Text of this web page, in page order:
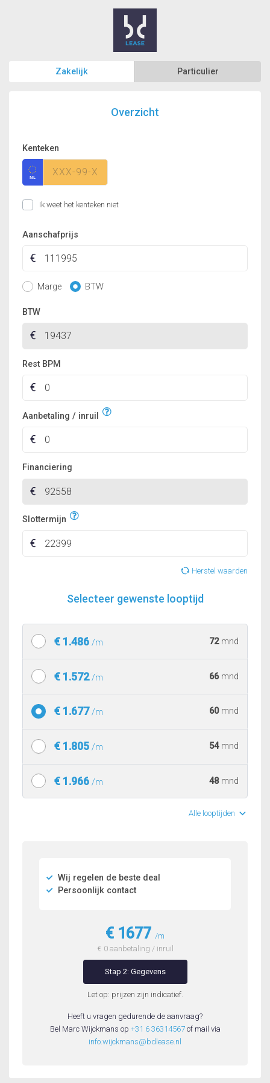
Zakelijk Particulier
Overzicht
Kenteken
Ik weet het kenteken niet
Aanschafprijs
Marge BTW
BTW
Rest BPM
Aanbetaling / inruil
Financiering
Slottermijn
Herstel waarden
Selecteer gewenste looptijd
€ 1.486 /m 72 mnd
€ 1.572/m 66 mnd
€ 1.677/m 60 mnd
€ 1.805 /m 54 mnd
€ 1.966 /m 48 mnd
Alle looptijden
Wij regelen de beste deal
Persoonlijk contact
€ 1677 /m
€ 0 aanbetaling / inruil
Stap 2: Gegevens
Let op: prijzen zijn indicatief.
Heeft u vragen gedurende de aanvraag?
Bel Marc Wijckmans op +31 6 36314567of mail via
info.wijckmans@bdlease.nl